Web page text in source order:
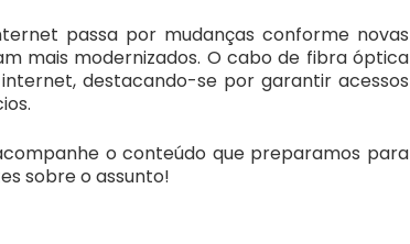
passa por mudanças conforme novas
mais modernizados. O cabo de fibra óptica
destacando-se por garantir acessos
o conteúdo que preparamos para
sobre o assunto!